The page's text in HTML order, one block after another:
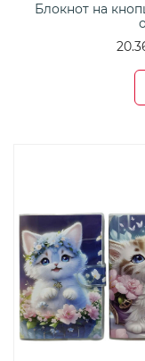
Блокнот на